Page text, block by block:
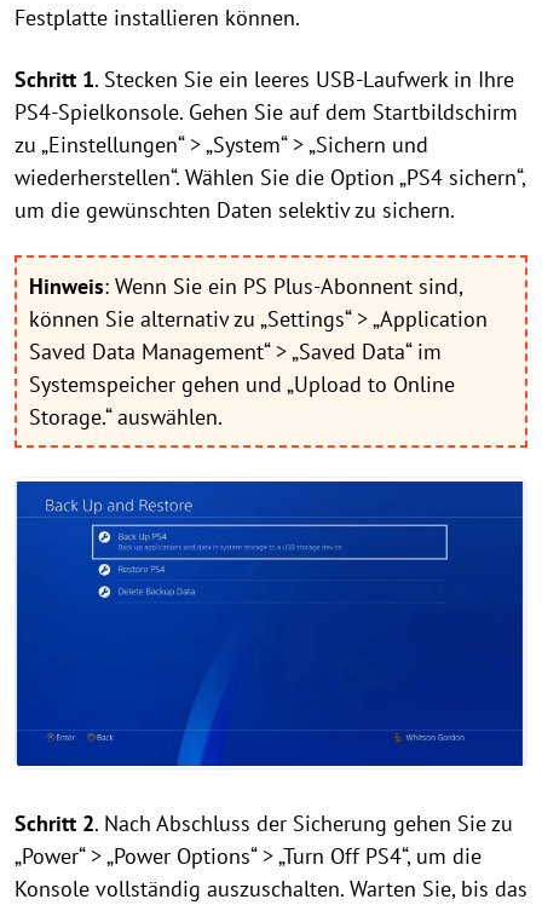
Festplatte installieren können.
Schritt 1. Stecken Sie ein leeres USB-Laufwerk in Ihre
PS4-Spielkonsole. Gehen Sie auf dem Startbildschirm
zu „Einstellungen“ > „System“ > „Sichern und
wiederherstellen“. Wählen Sie die Option „PS4 sichern“,
um die gewünschten Daten selektiv zu sichern.
Hinweis: Wenn Sie ein PS Plus-Abonnent sind,
können Sie alternativ zu „Settings“ > „Application
Saved Data Management“ > „Saved Data“ im
Systemspeicher gehen und „Upload to Online
Storage.“ auswählen.
Schritt 2. Nach Abschluss der Sicherung gehen Sie zu
„Power“ > „Power Options“ > „Turn Off PS4“, um die
Konsole vollständig auszuschalten. Warten Sie, bis das